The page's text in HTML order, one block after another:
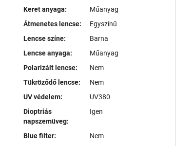
Keret anyaga:
Műanyag
Átmenetes lencse:
Egyszínű
Lencse színe:
Barna
Lencse anyaga:
Műanyag
Polarizált lencse:
Nem
Tükröződő lencse:
Nem
UV védelem:
UV380
Dioptriás
napszemüveg:
Igen
Blue filter: Nem